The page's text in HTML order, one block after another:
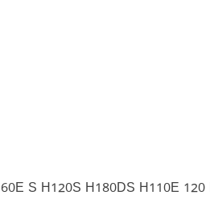
S H120S H180DS H110E